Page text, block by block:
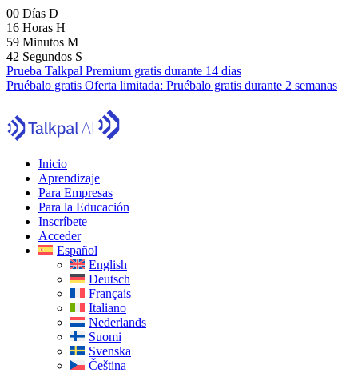
00 Días D
16 Horas H
59 Minutos M
41 Segundos S
Prueba Talkpal Premium gratis durante 14 días
Pruébalo gratis Oferta limitada: Pruébalo gratis durante 2 semanas
Inicio
Aprendizaje
Para Empresas
Para la Educación
Inscríbete
Acceder
Español
English
Deutsch
Français
Italiano
Nederlands
Suomi
Svenska
Čeština